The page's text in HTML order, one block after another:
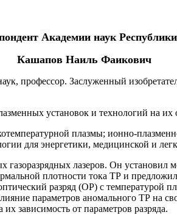
Академии наук
Кашапов Наиль Фаикович
профессор. Заслуженный
установок и технологий на их
плазмы; ионно-
для энергетики, медицинской и
лазеров. Он установил
плотности тока ТР и
разряд (ОР) с температурой
параметров аномального ТР на
зависимость от параметров разряда.